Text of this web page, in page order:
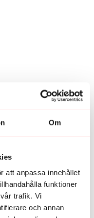
Om
att anpassa innehållet
funktioner
trafik. Vi
och annan